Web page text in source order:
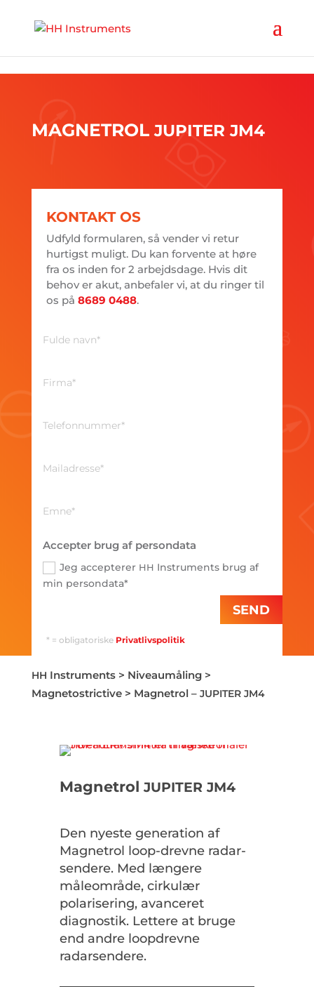
MAGNETROL JUPITER JM4
KONTAKT OS
Udfyld formularen, så vender vi retur
hurtigst muligt. Du kan forvente at høre
fra os inden for 2 arbejdsdage. Hvis dit
behov er akut, anbefaler vi, at du ringer til
os på 8689 0488.
Accepter brug af persondata
Jeg accepterer HH Instruments brug af
min persondata*
SEND
* = obligatoriske Privatlivspolitik
HH Instruments> Niveaumåling>
Magnetostrictive> Magnetrol – JUPITER JM4
Magnetrol JUPITER JM4
Den nyeste generation af
Magnetrol loop-drevne radar-
sendere. Med længere
måleområde, cirkulær
polarisering, avanceret
diagnostik. Lettere at bruge
end andre loopdrevne
radarsendere.